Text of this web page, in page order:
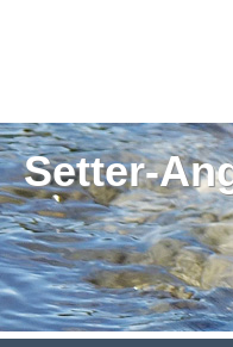
Setter-